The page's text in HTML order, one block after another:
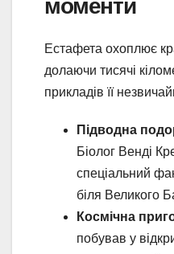
моменти
Естафета охоплює
долаючи тисячі
прикладів її
Підводна
Біолог Венді
спеціальний
біля Великого
Космічна
побував у